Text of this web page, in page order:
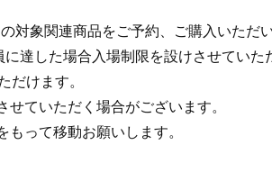
対象関連商品をご予約、ご購入いただ
達した場合入場制限を設けさせていた
けます。
ていただく場合がございます。
って移動お願いします。